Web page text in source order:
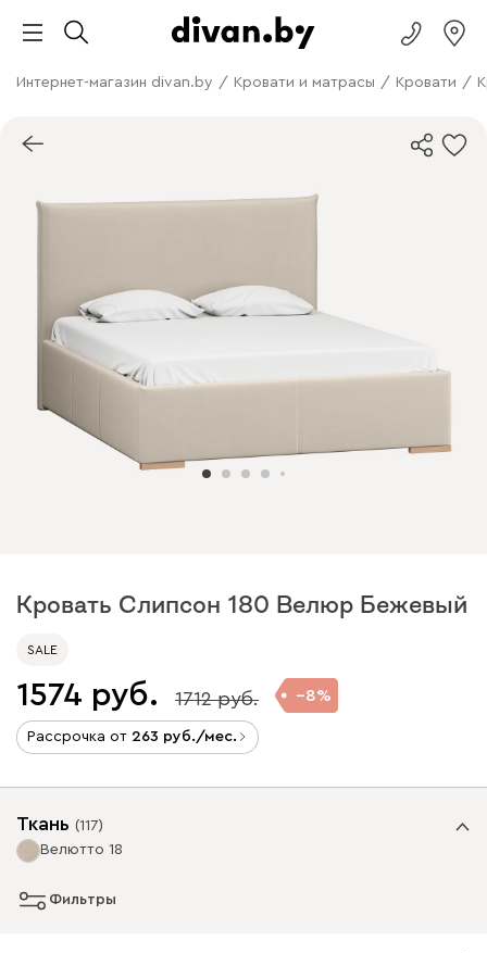
Интернет-магазин divan.by / Кровати и матрасы / Кровати /
Кровать Слипсон 180 Велюр Бежевый
SALE
1574 1712 8
Рассрочка от 263 /мес.
Ткань (117)
Велютто 18
Фильтры